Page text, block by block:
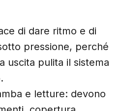
di dare ritmo e di
pressione, perché
uscita pulita il sistema
e letture: devono